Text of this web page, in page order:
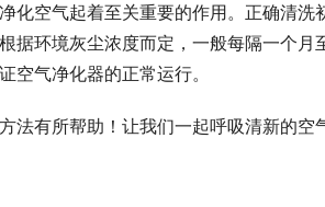
化空气起着至关重要的作用。正确清洗
环境灰尘浓度而定，一般每隔一个月
空气净化器的正常运行。
法有所帮助！让我们一起呼吸清新的空